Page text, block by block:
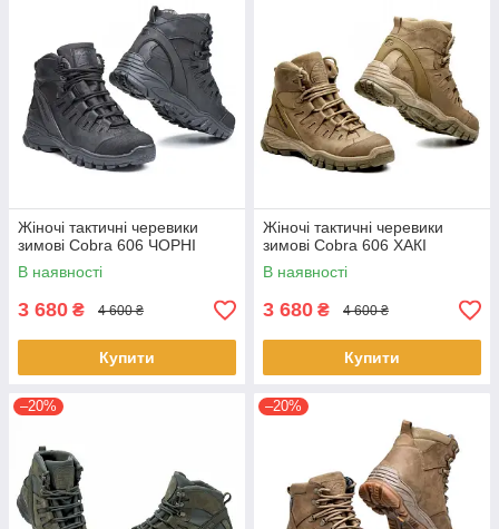
Жіночі тактичні черевики
зимові Cobra 606 ЧОРНІ
В наявності
3 680 ₴ 4 600 ₴
Купити
Жіночі тактичні черевики
зимові Cobra 606 ХАКІ
В наявності
3 680 ₴ 4 600 ₴
Купити
–20% –20%